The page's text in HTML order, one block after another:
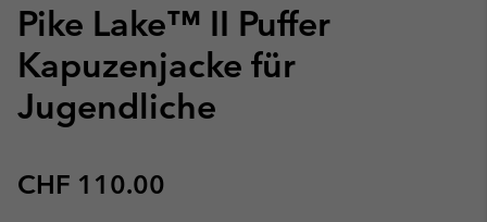
Pike Lake™ II Puffer
Kapuzenjacke für
Jugendliche
Regular price:
CHF 110.00